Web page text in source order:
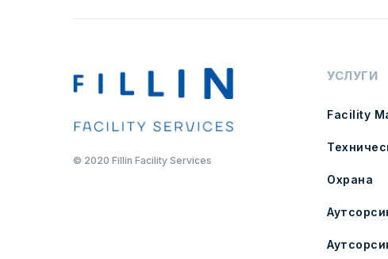
© 2020 Fillin Facility Services
УСЛУГИ
Facility
Охрана